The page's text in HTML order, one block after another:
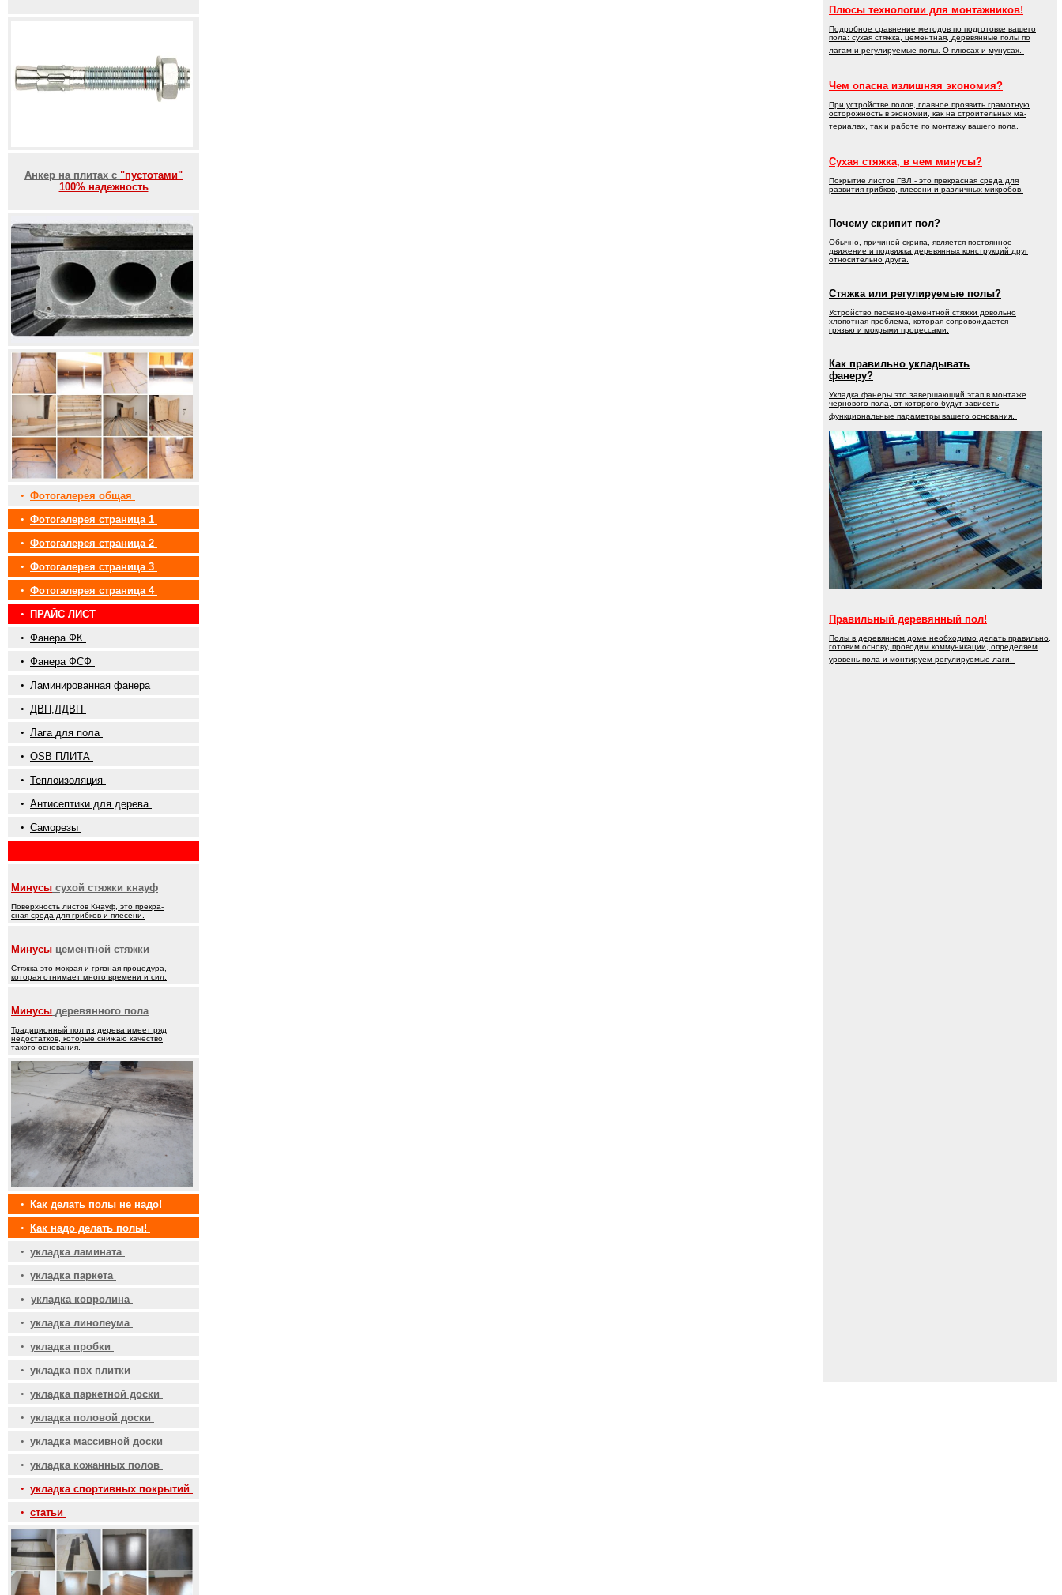
Анкер на плитах с "пустотами"
100% надежность
• Фотогалерея общая
• Фотогалерея страница 1
• Фотогалерея страница 2
• Фотогалерея страница 3
• Фотогалерея страница 4
•
ПРАЙС ЛИСТ
• Фанера ФК
• Фанера ФСФ
• Ламинированная фанера
• ДВП,ЛДВП
• Лага для пола
• OSB ПЛИТА
• Теплоизоляция
• Антисептики для дерева
• Саморезы
Минусы сухой стяжки кнауф
Поверхность листов Кнауф, это прекра-
сная среда для грибков и плесени.
Минусы цементной стяжки
Стяжка это мокрая и грязная процедура,
которая отнимает много времени и сил.
Минусы деревянного пола
Традиционный пол из дерева имеет ряд
недостатков, которые снижаю качество
такого основания.
•
Как делать полы не надо!
•
Как надо делать полы!
• укладка ламината
• укладка паркета
• укладка ковролина
• укладка линолеума
• укладка пробки
• укладка пвх плитки
• укладка паркетной доски
• укладка половой доски
• укладка массивной доски
• укладка кожанных полов
• укладка спортивных покрытий
• статьи
Плюсы технологии для монтажников!
Подробное сравнение методов по подготовке вашего
пола: сухая стяжка, цементная, деревянные полы по
лагам и регулируемые полы. О плюсах и мунусах.
Чем опасна излишняя экономия?
При устройстве полов, главное проявить грамотную
осторожность в экономии, как на строительных ма-
териалах, так и работе по монтажу вашего пола.
Сухая стяжка, в чем минусы?
Покрытие листов ГВЛ - это прекрасная среда для
развития грибков, плесени и различных микробов.
Почему скрипит пол?
Обычно, причиной скрипа, является постоянное
движение и подвижка деревянных конструкций друг
относительно друга.
Стяжка или регулируемые полы?
Устройство песчано-цементной стяжки довольно
хлопотная проблема, которая сопровождается
грязью и мокрыми процессами.
Как правильно укладывать
фанеру?
Укладка фанеры это завершающий этап в монтаже
чернового пола, от которого будут зависеть
функциональные параметры вашего основания.
Правильный деревянный пол!
Полы в деревянном доме необходимо делать правильно,
готовим основу, проводим коммуникации, определяем
уровень пола и монтируем регулируемые лаги.